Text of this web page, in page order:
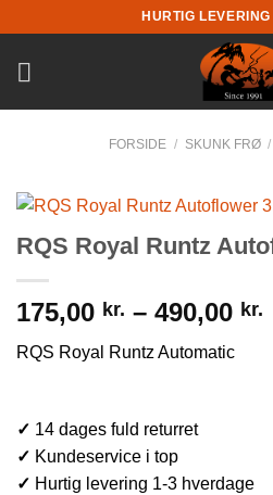
til
indhold
HURTIG
FORSIDE / SKUNK FRØ /
RQS Royal Runtz
175,00 kr. – 490,00 kr.
RQS Royal Runtz Automatic
✓ 14 dages fuld returret
✓ Kundeservice i top
✓ Hurtig levering 1-3 hverdage